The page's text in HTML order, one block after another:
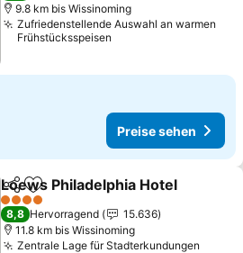
9.8 km bis Wissinoming
Zufriedenstellende Auswahl an warmen
Frühstücksspeisen
Preise sehen
TeilenZu Favoriten hinzufügen
Loews Philadelphia Hotel
4 Sterne
8,8 Hervorragend
15.636
11.8 km bis Wissinoming
Zentrale Lage für Stadterkundungen